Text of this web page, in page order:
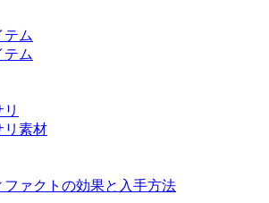
テム
テム
リ素材
ファクトの効果と入手方法